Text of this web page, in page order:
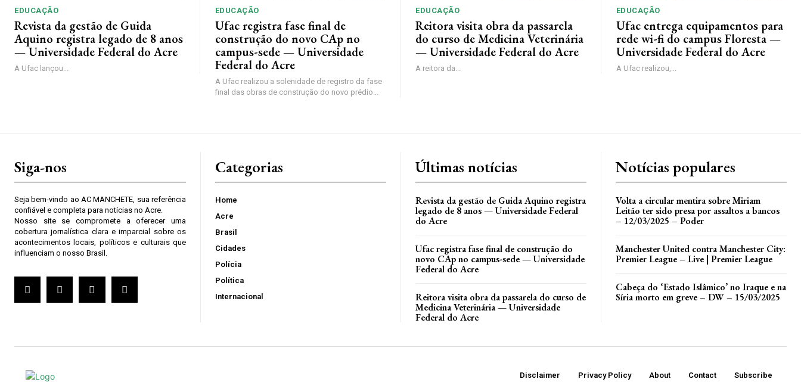
EDUCAÇÃO
Revista da gestão de Guida
Aquino registra legado de 8 anos
— Universidade Federal do Acre
A Ufac lançou...
EDUCAÇÃO
Ufac registra fase final de
construção do novo CAp no
campus-sede — Universidade
Federal do Acre
A Ufac realizou a solenidade de registro da fase
final das obras de construção do novo prédio...
EDUCAÇÃO
Reitora visita obra da passarela
do curso de Medicina Veterinária
— Universidade Federal do Acre
A reitora da...
EDUCAÇÃO
Ufac entrega equipamentos para
rede wi-fi do campus Floresta —
Universidade Federal do Acre
A Ufac realizou,...
Siga-nos
Seja bem-vindo ao AC MANCHETE, sua referência
confiável e completa para notícias no Acre.
Nosso site se compromete a oferecer uma
cobertura jornalística clara e imparcial sobre os
acontecimentos locais, políticos e culturais que
influenciam o nosso Brasil.
Categorias
Home
Acre
Brasil
Cidades
Polícia
Política
Internacional
Últimas notícias
Revista da gestão de Guida Aquino registra
legado de 8 anos — Universidade Federal
do Acre
Ufac registra fase final de construção do
novo CAp no campus-sede — Universidade
Federal do Acre
Reitora visita obra da passarela do curso de
Medicina Veterinária — Universidade
Federal do Acre
Notícias populares
Volta a circular mentira sobre Miriam
Leitão ter sido presa por assaltos a bancos
– 12/03/2025 – Poder
Manchester United contra Manchester City:
Premier League – Live | Premier League
Cabeça do ‘Estado Islâmico’ no Iraque e na
Síria morto em greve – DW – 15/03/2025
Disclaimer Privacy Policy About Contact Subscribe